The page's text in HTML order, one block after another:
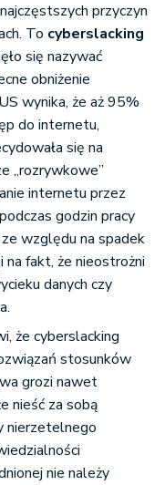
przyczyn
To cyberslacking
się nazywać
obniżenie
wynika, że aż 95%
do internetu,
się na
„rozrywkowe”
internetu przez
godzin pracy
względu na spadek
fakt, że nieostrożni
danych czy
że cyberslacking
stosunków
grozi nawet
nieść za sobą
nierzetelnego
nie należy